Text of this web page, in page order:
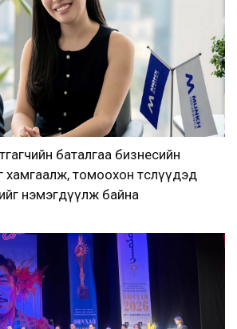
баталгаа бизнесийн
хамгаалж, томоохон төслүүдэд
нэмэгдүүлж байна